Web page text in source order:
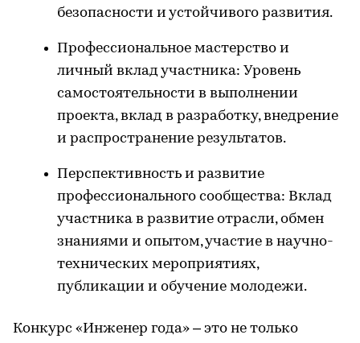
безопасности и устойчивого развития.
Профессиональное мастерство и
личный вклад участника: Уровень
самостоятельности в выполнении
проекта, вклад в разработку, внедрение
и распространение результатов.
Перспективность и развитие
профессионального сообщества: Вклад
участника в развитие отрасли, обмен
знаниями и опытом, участие в научно-
технических мероприятиях,
публикации и обучение молодежи.
Конкурс «Инженер года» – это не только